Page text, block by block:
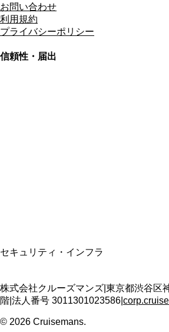
お問い合わせ
利用規約
プライバシーポリシー
信頼性・届出
セキュリティ・インフラ
株式会社クルーズマンズ 東京都渋谷区
階 法人番号 3011301023586
© 2026 Cruisemans.